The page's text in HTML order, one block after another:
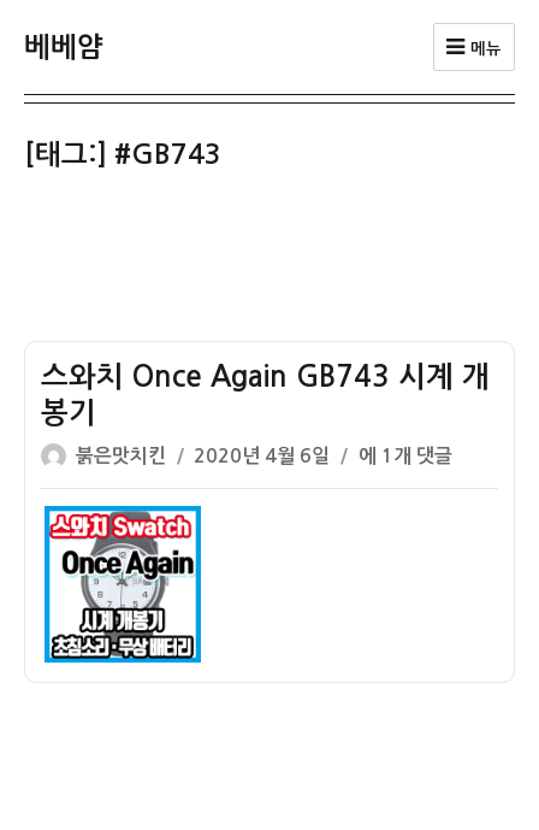
베베얌 메뉴
[태그:] #GB743
스와치 Once Again GB743 시계 개
봉기
글
쓴
이
붉은맛치킨
작
성
일
2020년 4월 6일
스
와
에 1개 댓글